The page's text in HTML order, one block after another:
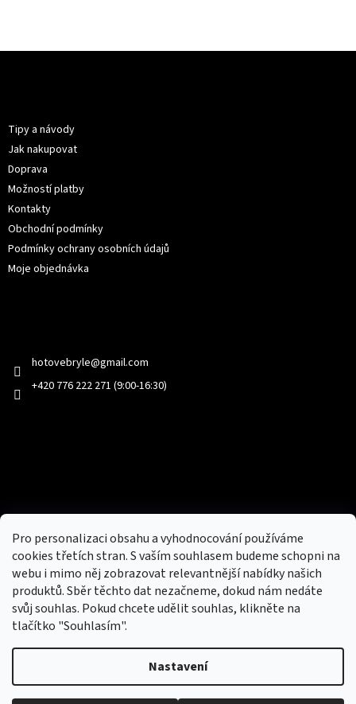
Pro personalizaci obsahu a vyhodnocování používáme
cookies třetích stran. S vaším souhlasem budeme schopni na
webu i mimo něj zobrazovat relevantnější nabídky našich
produktů. Sběr těchto dat nezačneme, dokud nám nedáte
svůj souhlas. Pokud chcete udělit souhlas, klikněte na
tlačítko "Souhlasím".
Nastavení
Tipy a návody
Jak nakupovat
Doprava
Možností platby
Kontakty
Obchodní podmínky
Podmínky ochrany osobních údajů
Moje objednávka
hotovebryle@gmail.com
+420 776 222 271 (9:00-16:30)
Nový obchod s batohy, cestovními zavazadly, tašky a peněženky